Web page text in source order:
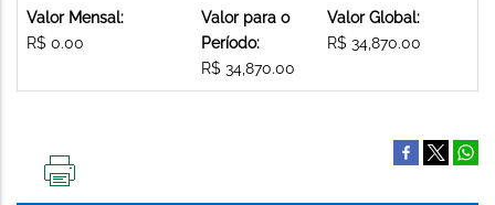
Valor Mensal:
R$ 0.00
Valor para o
Período:
R$ 34,870.00
Valor Global:
R$ 34,870.00